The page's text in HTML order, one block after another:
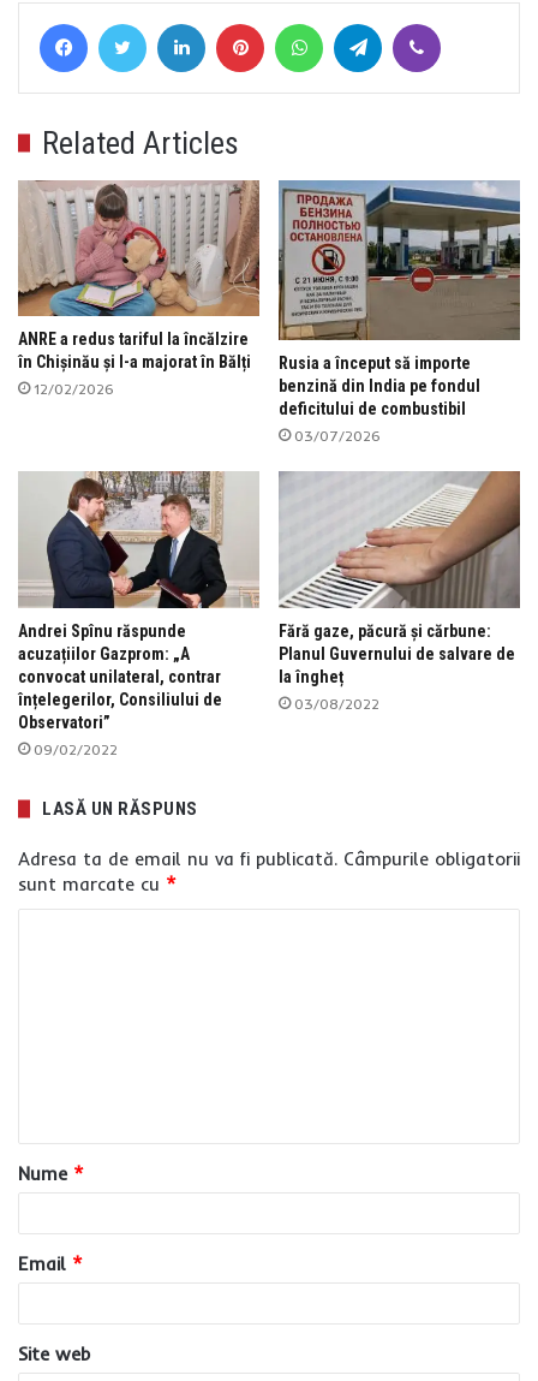
FacebookTwitter LinkedIn Pinterest WhatsAppTelegram
Related Articles
ANRE a redus tariful la încălzire
în Chișinău și l-a majorat în Bălți
12/02/2026
Rusia a început să importe
benzină din India pe fondul
deficitului de combustibil
03/07/2026
Andrei Spînu răspunde
acuzațiilor Gazprom: „A
convocat unilateral, contrar
înțelegerilor, Consiliului de
Observatori”
09/02/2022
Fără gaze, păcură și cărbune:
Planul Guvernului de salvare de
la îngheț
03/08/2022
LASĂ UN RĂSPUNS
Adresa ta de email nu va fi publicată. Câmpurile obligatorii
sunt marcate cu *
a
r
*
Nume *
Email *
Site web